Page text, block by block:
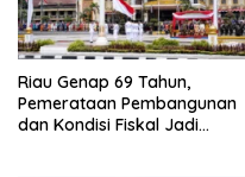
Riau Genap 69 Tahun,
Pemerataan Pembangunan
dan Kondisi Fiskal Jadi